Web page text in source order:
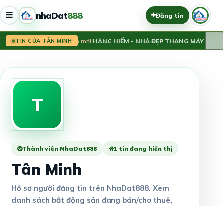
nhaDat888 Đăng tin
TIN CỦA TÂN MINHTin mới:HÀNG HIỂM - NHÀ ĐẸP THANG MÁY
T
Thành viên NhaDat888 1 tin đang hiển thị
Tân Minh
Hồ sơ người đăng tin trên NhaDat888. Xem
danh sách bất động sản đang bán/cho thuê,